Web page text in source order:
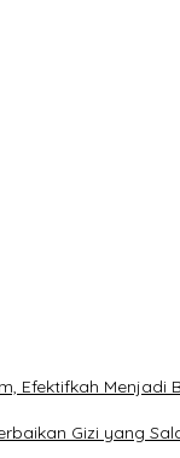
Efektifkah Menjadi
Gizi yang